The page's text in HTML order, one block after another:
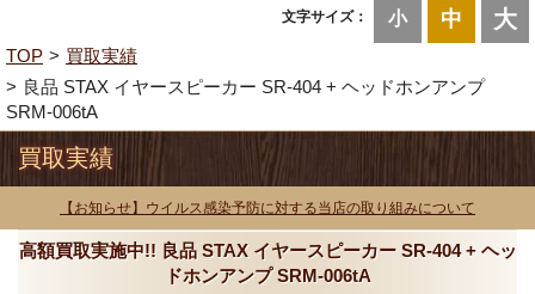
文字サイズ： 小 中 大
TOP
買取実績
良品 STAX イヤースピーカー SR-404 + ヘッドホンアンプ
SRM-006tA
買取実績
【お知らせ】ウイルス感染予防に対する当店の取り組みについて
高額買取実施中!! 良品 STAX イヤースピーカー SR-404 + ヘッ
ドホンアンプ SRM-006tA